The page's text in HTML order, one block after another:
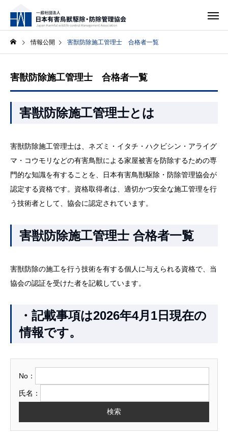
情報公開 害獣防除施工管理士 合格者一覧
害獣防除施工管理士 合格者一覧
害獣防除施工管理士とは
害獣防除施工管理士は、ネズミ・イタチ・ハクビシン・アライグ
マ・コウモリなどの有害鳥獣による家屋被害を防除するための専
門的な知識を有することを、日本有害鳥獣駆除・防除管理協会が
認定する資格です。資格取得者は、適切かつ安全な施工管理を行
う技術者として、協会に認定されています。
害獣防除施工管理士 合格者一覧
害獣防除の施工を行う技術を有する個人に与えられる資格で、当
協会の認証を受けた者を記載しています。
・記載事項は2026年4月1日現在の
情報です。
No：
氏名：
検索